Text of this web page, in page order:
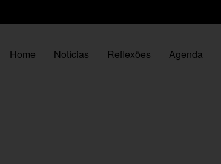
Home Notícias Reflexões Agenda